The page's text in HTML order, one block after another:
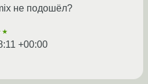
не подошёл?
+00:00